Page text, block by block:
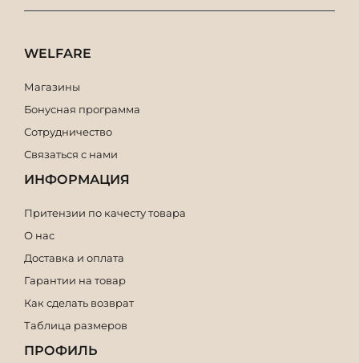
WELFARE
Магазины
Бонусная программа
Сотрудничество
Связаться с нами
ИНФОРМАЦИЯ
Притензии по качесту товара
О нас
Доставка и оплата
Гарантии на товар
Как сделать возврат
Таблица размеров
ПРОФИЛЬ